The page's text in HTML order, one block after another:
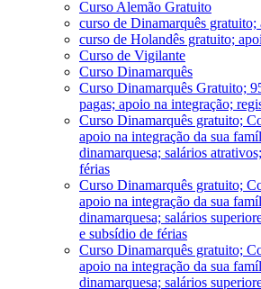
Curso Alemão Gratuito
curso de Dinamarquês
curso de Holandês gratuito;
Curso de Vigilante
Curso Dinamarquês
Curso Dinamarquês Gratuito;
pagas; apoio na integração;
Curso Dinamarquês gratuito;
apoio na integração da sua
dinamarquesa; salários
férias
Curso Dinamarquês gratuito;
apoio na integração da sua
dinamarquesa; salários
e subsídio de férias
Curso Dinamarquês gratuito;
apoio na integração da sua
dinamarquesa; salários